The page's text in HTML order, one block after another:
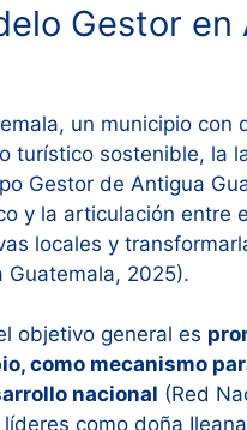
Gestor en
un municipio con
turístico sostenible, la
Gestor de Antigua
y la articulación entre
locales y
Guatemala, 2025).
objetivo general es
como mecanismo
nacional (Red
como doña